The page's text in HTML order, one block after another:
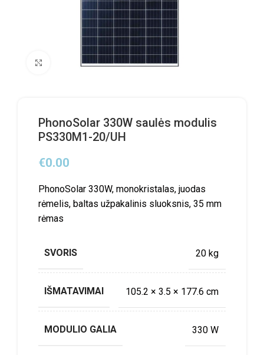
Click to enlarge
PhonoSolar 330W saulės modulis
PS330M1-20/UH
€0.00
PhonoSolar 330W, monokristalas, juodas
rėmelis, baltas užpakalinis sluoksnis, 35 mm
rėmas
SVORIS 20 kg
IŠMATAVIMAI 105.2 × 3.5 × 177.6 cm
MODULIO GALIA 330 W